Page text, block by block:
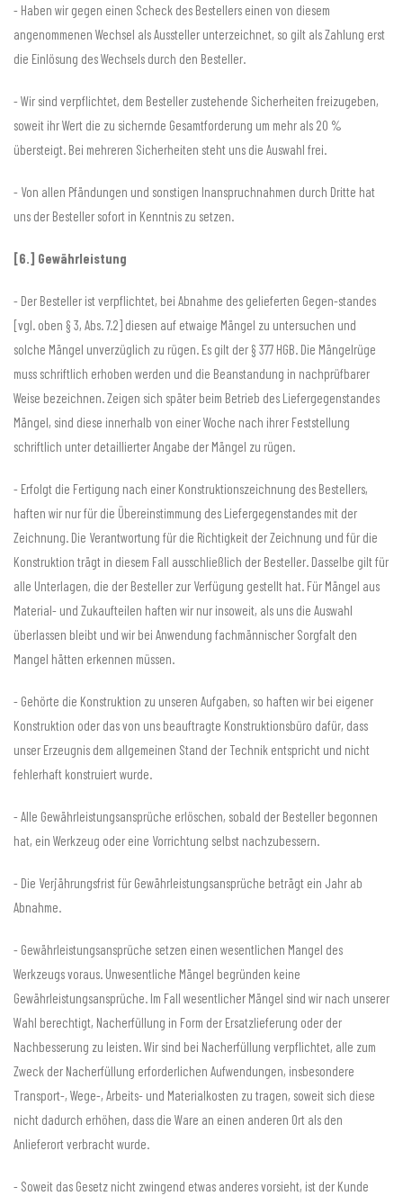
- Haben wir gegen einen Scheck des Bestellers einen von diesem
angenommenen Wechsel als Aussteller unterzeichnet, so gilt als Zahlung erst
die Einlösung des Wechsels durch den Besteller.
- Wir sind verpflichtet, dem Besteller zustehende Sicherheiten freizugeben,
soweit ihr Wert die zu sichernde Gesamtforderung um mehr als 20 %
übersteigt. Bei mehreren Sicherheiten steht uns die Auswahl frei.
- Von allen Pfändungen und sonstigen Inanspruchnahmen durch Dritte hat
uns der Besteller sofort in Kenntnis zu setzen.
[6.] Gewährleistung
- Der Besteller ist verpflichtet, bei Abnahme des gelieferten Gegen-standes
[vgl. oben § 3, Abs. 7.2] diesen auf etwaige Mängel zu untersuchen und
solche Mängel unverzüglich zu rügen. Es gilt der § 377 HGB. Die Mängelrüge
muss schriftlich erhoben werden und die Beanstandung in nachprüfbarer
Weise bezeichnen. Zeigen sich später beim Betrieb des Liefergegenstandes
Mängel, sind diese innerhalb von einer Woche nach ihrer Feststellung
schriftlich unter detaillierter Angabe der Mängel zu rügen.
- Erfolgt die Fertigung nach einer Konstruktionszeichnung des Bestellers,
haften wir nur für die Übereinstimmung des Liefergegenstandes mit der
Zeichnung. Die Verantwortung für die Richtigkeit der Zeichnung und für die
Konstruktion trägt in diesem Fall ausschließlich der Besteller. Dasselbe gilt für
alle Unterlagen, die der Besteller zur Verfügung gestellt hat. Für Mängel aus
Material- und Zukaufteilen haften wir nur insoweit, als uns die Auswahl
überlassen bleibt und wir bei Anwendung fachmännischer Sorgfalt den
Mangel hätten erkennen müssen.
- Gehörte die Konstruktion zu unseren Aufgaben, so haften wir bei eigener
Konstruktion oder das von uns beauftragte Konstruktionsbüro dafür, dass
unser Erzeugnis dem allgemeinen Stand der Technik entspricht und nicht
fehlerhaft konstruiert wurde.
- Alle Gewährleistungsansprüche erlöschen, sobald der Besteller begonnen
hat, ein Werkzeug oder eine Vorrichtung selbst nachzubessern.
- Die Verjährungsfrist für Gewährleistungsansprüche beträgt ein Jahr ab
Abnahme.
- Gewährleistungsansprüche setzen einen wesentlichen Mangel des
Werkzeugs voraus. Unwesentliche Mängel begründen keine
Gewährleistungsansprüche. Im Fall wesentlicher Mängel sind wir nach unserer
Wahl berechtigt, Nacherfüllung in Form der Ersatzlieferung oder der
Nachbesserung zu leisten. Wir sind bei Nacherfüllung verpflichtet, alle zum
Zweck der Nacherfüllung erforderlichen Aufwendungen, insbesondere
Transport-, Wege-, Arbeits- und Materialkosten zu tragen, soweit sich diese
nicht dadurch erhöhen, dass die Ware an einen anderen Ort als den
Anlieferort verbracht wurde.
- Soweit das Gesetz nicht zwingend etwas anderes vorsieht, ist der Kunde